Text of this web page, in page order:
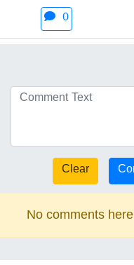
0
No comments